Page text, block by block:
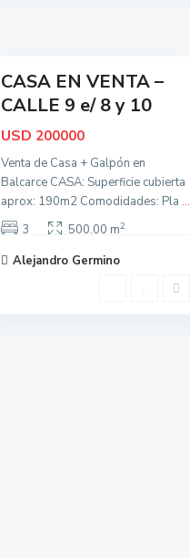
CASA EN VENTA –
CALLE 9 e/ 8 y 10
USD 200000
Venta de Casa + Galpón en
Balcarce CASA: Superficie cubierta
aprox: 190m2 Comodidades: Pla ...
3
500.00 m2
Alejandro Germino